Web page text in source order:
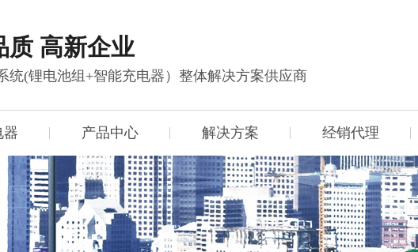
质 高新企业
统(锂电池组+智能充电器）整体解决方案供应商
器 产品中心 解决方案 经销代理